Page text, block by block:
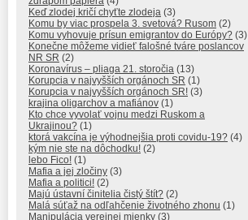
Keď zlodej kričí chyťte zlodeja (3)
Komu by viac prospela 3. svetová? Rusom (2)
Komu vyhovuje prísun emigrantov do Európy? (3)
Konečne môžeme vidieť falošné tváre poslancov
NR SR (2)
Koronavírus – pliaga 21. storočia (13)
Korupcia v najvyšších orgánoch SR (1)
Korupcia v najvyšších orgánoch SR! (3)
krajina oligarchov a mafiánov (1)
Kto chce vyvolať vojnu medzi Ruskom a
Ukrajinou? (1)
ktorá vakcína je výhodnejšia proti covidu-19? (4)
kým nie ste na dôchodku! (2)
lebo Fico! (1)
Mafia a jej zločiny (3)
Mafia a politici! (2)
Majú ústavní činitelia čistý štít? (2)
Malá súťaž na odľahčenie životného zhonu (1)
Manipulácia verejnej mienky (3)